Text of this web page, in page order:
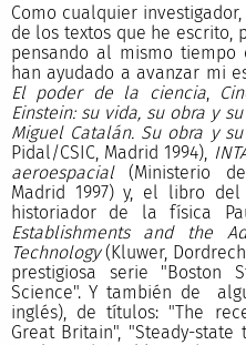
Como cualquier
de los textos que he escrito,
pensando al mismo tiempo
han ayudado a avanzar mi
El poder de la ciencia,
Einstein: su vida, su obra y
Miguel Catalán. Su obra y
Pidal/CSIC, Madrid 1994),
aeroespacial(Ministerio de
Madrid 1997) y, el libro
historiador de la física
Establishments and the
Technology(Kluwer,
prestigiosa serie "Boston
Science". Y también de
inglés), de títulos: "The
Great Britain", "Steady-